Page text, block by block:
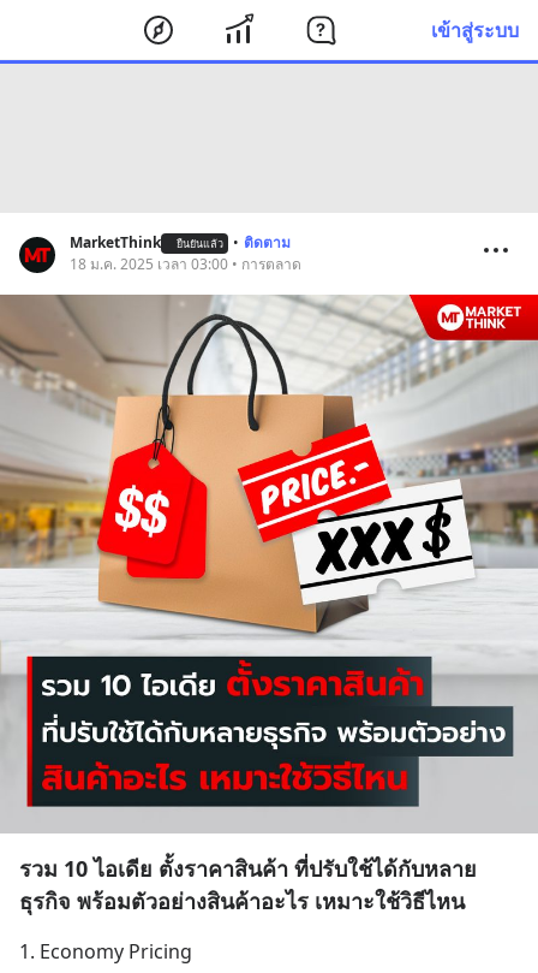
เข้าสู่ระบบ
MarketThink ยืนยันแล้ว • ติดตาม
18 ม.ค. 2025 เวลา 03:00 • การตลาด
รวม 10 ไอเดีย ตั้งราคาสินค้า ที่ปรับใช้ได้กับหลาย
ธุรกิจ พร้อมตัวอย่างสินค้าอะไร เหมาะใช้วิธีไหน
1. Economy Pricing